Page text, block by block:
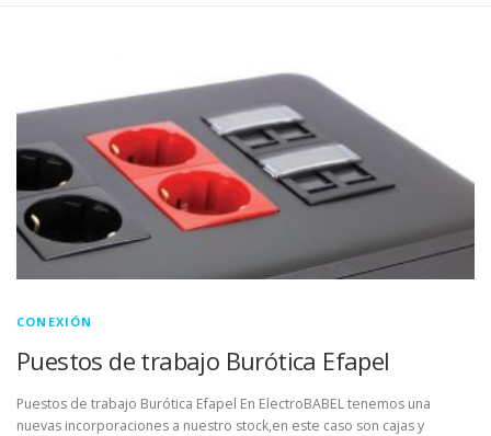
CONEXIÓN
Puestos de trabajo Burótica Efapel
Puestos de trabajo Burótica Efapel En ElectroBABEL tenemos una
nuevas incorporaciones a nuestro stock,en este caso son cajas y